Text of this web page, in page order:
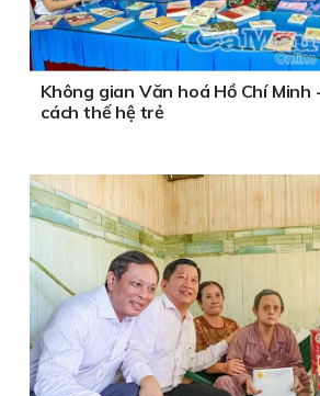
Không gian Văn hoá Hồ Chí Minh
cách thế hệ trẻ